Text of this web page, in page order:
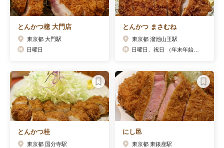
とんかつ檍 大門店
東京都 大門駅
日曜日
とんかつ まさむね
東京都 溜池山王駅
とんかつ桂
東京都 国分寺駅
にし邑
東京都 東銀座駅